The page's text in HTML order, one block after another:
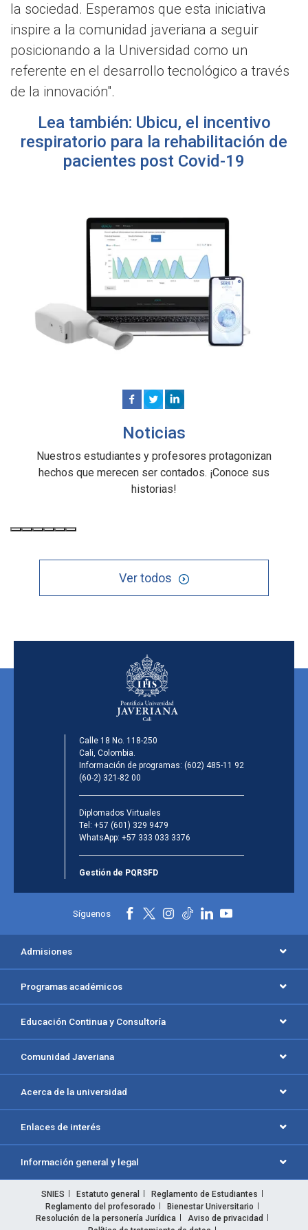
la sociedad. Esperamos que esta iniciativa
inspire a la comunidad javeriana a seguir
posicionando a la Universidad como un
referente en el desarrollo tecnológico a través
de la innovación".
Lea también: Ubicu, el incentivo
respiratorio para la rehabilitación de
pacientes post Covid-19
Noticias
Nuestros estudiantes y profesores protagonizan
hechos que merecen ser contados. ¡Conoce sus
historias!
Ver todos
Calle 18 No. 118-250
Cali, Colombia.
Información de programas: (602) 485-11 92
(60-2) 321-82 00
Diplomados Virtuales
Tel: +57 (601) 329 9479
WhatsApp: +57 333 033 3376
Gestión de PQRSFD
Síguenos
Admisiones
Programas académicos
Educación Continua y Consultoría
Comunidad Javeriana
Acerca de la universidad
Enlaces de interés
Información general y legal
SNIES Estatuto general
Reglamento de Estudiantes
Reglamento del profesorado
Bienestar Universitario
Resolución de la personería Jurídica
Aviso de privacidad